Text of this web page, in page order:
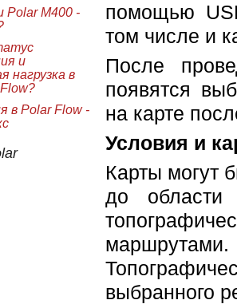
помощью
том числе и
После
появятся
на карте
Условия и
Карты могут
до
выбранного
Polar M400 -
и
нагрузка в
в Polar Flow -